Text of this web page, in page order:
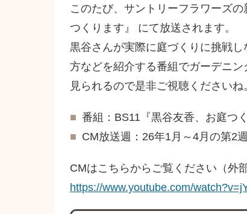
このたび、サントリーフラワーズ
つくります』 にて放送されます。
黒谷さんが実際に庭づくりに挑戦
方などを紹介する番組でガーデニ
見られるので是非ご視聴くださいね
■ 番組：BS11『黒谷友香、お庭つ
■ CM放送週：26年1月～4月の第2
CMはこちらからご覧ください（外
https://www.youtube.com/